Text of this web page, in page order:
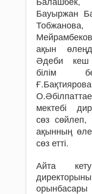
Бауыржан
ақын
Әдеби кеш
білім
мектебі
сөз сөйлеп,
ақынның
сөз етті.
Айта